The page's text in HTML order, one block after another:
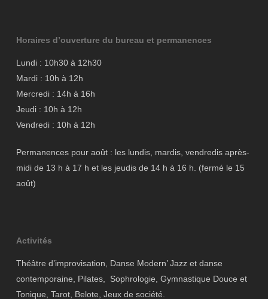
Horaires d’ouverture du bureau et permanences
Lundi : 10h30 à 12h30
Mardi : 10h à 12h
Mercredi : 14h à 16h
Jeudi : 10h à 12h
Vendredi : 10h à 12h
Permanences pour août : les lundis, mardis, vendredis après-
midi de 13 h à 17 h et les jeudis de 14 h à 16 h. (fermé le 15
août)
Activités
Théâtre d’improvisation, Danse Modern’ Jazz et danse
contemporaine, Pilates, Sophrologie, Gymnastique Douce et
Tonique, Tarot, Belote, Jeux de société.